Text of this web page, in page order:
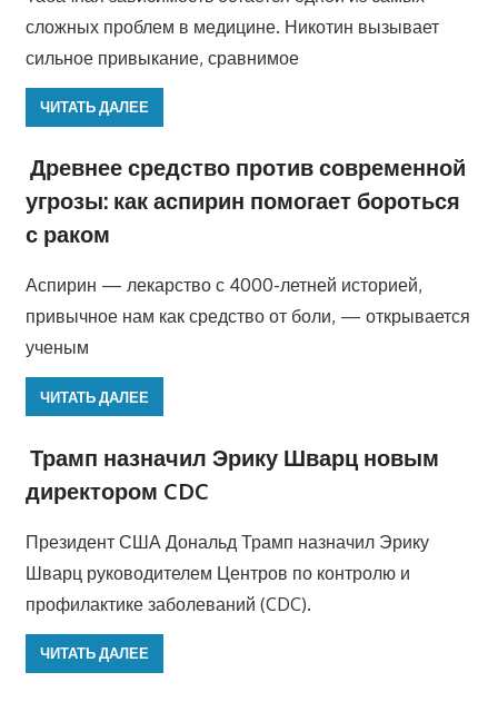
сложных проблем в медицине. Никотин вызывает
сильное привыкание, сравнимое
ЧИТАТЬ ДАЛЕЕ
Древнее средство против современной
угрозы: как аспирин помогает бороться
с раком
Аспирин — лекарство с 4000-летней историей,
привычное нам как средство от боли, — открывается
ученым
ЧИТАТЬ ДАЛЕЕ
Трамп назначил Эрику Шварц новым
директором CDC
Президент США Дональд Трамп назначил Эрику
Шварц руководителем Центров по контролю и
профилактике заболеваний (CDC).
ЧИТАТЬ ДАЛЕЕ